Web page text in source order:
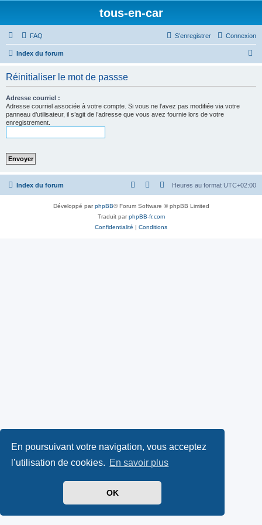
En poursuivant votre navigation, vous acceptez
l’utilisation de cookies. En savoir plus
OK
tous-en-car
FAQ Connexion
S’enregistrer
Index du forum
Réinitialiser le mot de passse
Adresse courriel :
Adresse courriel associée à votre compte. Si vous ne l’avez pas modifiée via votre
panneau d’utilisateur, il s’agit de l’adresse que vous avez fournie lors de votre
enregistrement.
Index du forum Heures au format UTC+02:00
Développé parphpBB® Forum Software © phpBB Limited
Traduit parphpBB-fr.com
Confidentialité | Conditions